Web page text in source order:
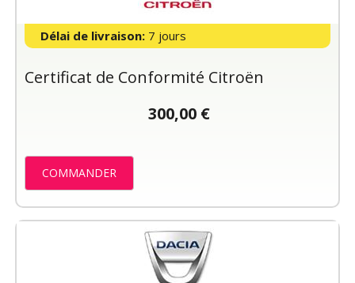
Délai de livraison: 7 jours
Certificat de Conformité Citroën
300,00 €
COMMANDER